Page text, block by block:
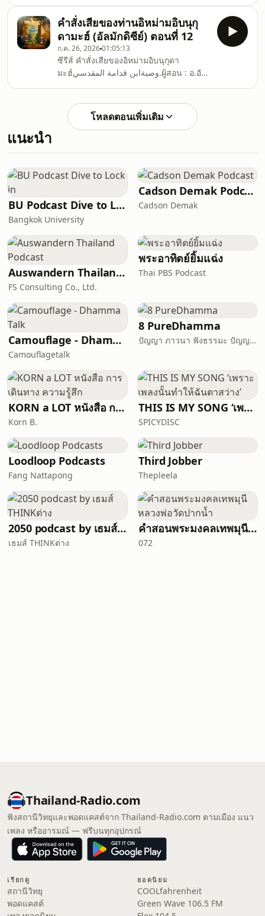
ซาบิกูน
อัล-อาลาวี่(บ้านม้าล่าง) กทม วันพุธ ที่ 17
มิถุนายน 2569.สำนักพิมพ์อัซซาบิกูน
คำสั่งเสียของท่านอิหม่ามอิบนุกุ
ดามะฮ์ (อัลมักดิซีย์) ตอนที่ 12
ก.ค. 26, 202601:05:13
ซีรีส์ คำสั่งเสียของอิหม่ามอิบนุกุดา
มะฮ์وصيةابن قدامة المقدسي.ผู้สอน : อ.อับ
ล่างรับชมได้ : ทุกวันศุกร์ความยาว : 1
ชั่วโมง.คำสั่งเสียของอิหม่ามผู้ยิ่งใหญ่ที่จะ
โหลดตอนเพิ่มเติม
แนะนำ
BU Podcast Dive to Lock in
Bangkok University
Cadson Demak Podcast
Cadson Demak
Auswandern Thailand Podcast
FS Consulting Co., Ltd.
พระอาทิตย์ยิ้มแฉ่ง
Thai PBS Podcast
Camouflage - Dhamma Talk
Camouflagetalk
8 PureDhamma
ปัญญา ภาวนา ฟังธรรมะ ปัญญาภาวนา Panya Bhavana
KORN a LOT หนังสือ การเดินทาง ความรู้สึก
Korn B.
THIS IS MY SONG ‘เพราะเพลงนั้นทำให้ฉันตาสว่าง’
SPICYDISC
Loodloop Podcasts
Fang Nattapong
Third Jobber
Thepleela
2050 podcast by เธมส์ THINKต่าง
เธมส์ THINKต่าง
คำสอนพระมงคลเทพมุนี หลวงพ่อวัดปากน้ำ
072
Thailand-Radio.com
ฟังสถานีวิทยุและพอดแคสต์จาก Thailand-Radio.com ตามเมือง แนว
เพลง หรืออารมณ์ — ฟรีบนทุกอุปกรณ์
เรียกดู
สถานีวิทยุ
พอดแคสต์
ยอดนิยม
COOLfahrenheit
Green Wave 106.5 FM